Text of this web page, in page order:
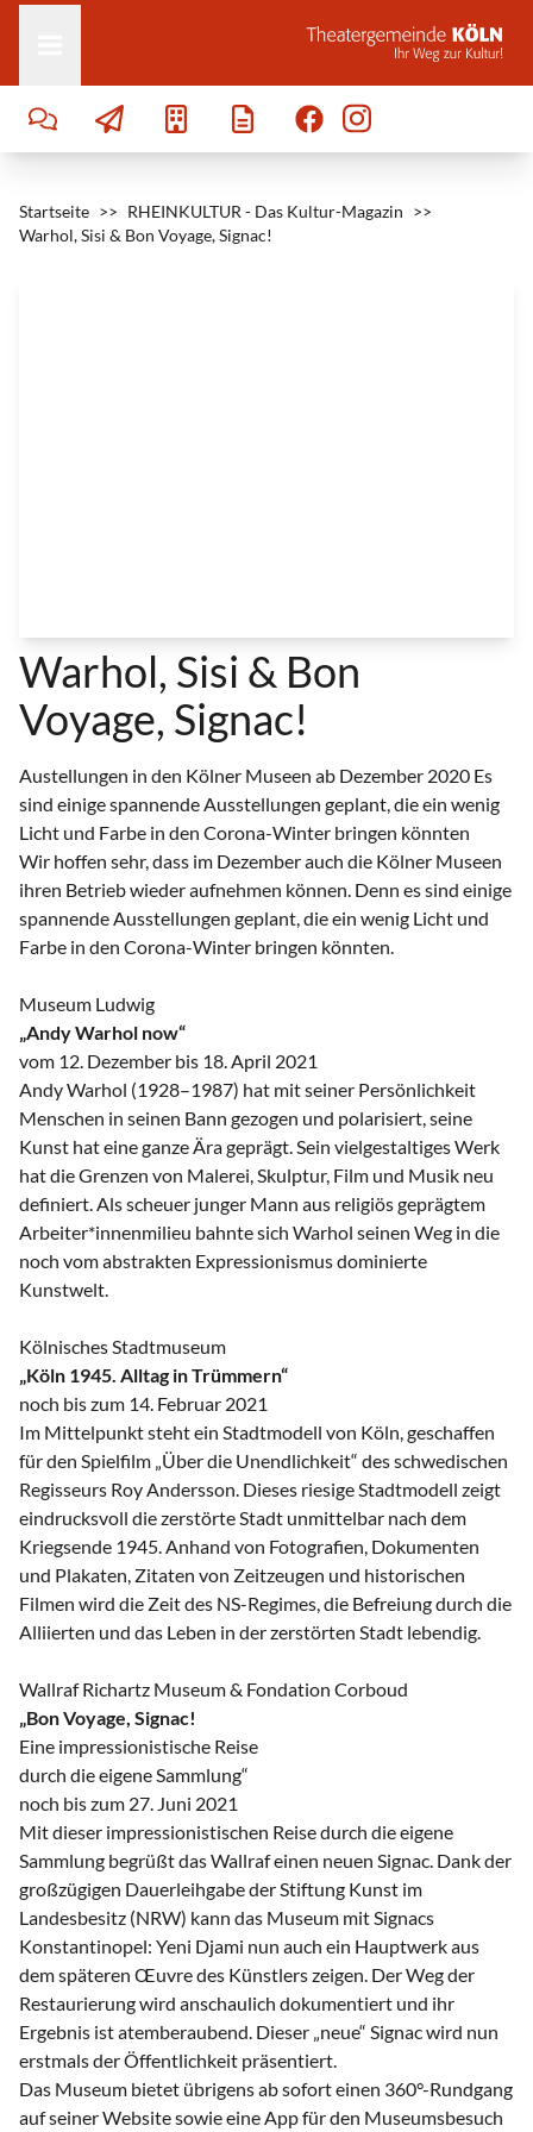
Zum Inhalt springen
Startseite >> RHEINKULTUR - Das Kultur-Magazin >>
Warhol, Sisi & Bon Voyage, Signac!
Warhol, Sisi & Bon
Voyage, Signac!
Austellungen in den Kölner Museen ab Dezember 2020 Es
sind einige spannende Ausstellungen geplant, die ein wenig
Licht und Farbe in den Corona-Winter bringen könnten
Wir hoffen sehr, dass im Dezember auch die Kölner Museen
ihren Betrieb wieder aufnehmen können. Denn es sind einige
spannende Ausstellungen geplant, die ein wenig Licht und
Farbe in den Corona-Winter bringen könnten.
Museum Ludwig
„Andy Warhol now“
vom 12. Dezember bis 18. April 2021
Andy Warhol (1928–1987) hat mit seiner Persönlichkeit
Menschen in seinen Bann gezogen und polarisiert, seine
Kunst hat eine ganze Ära geprägt. Sein vielgestaltiges Werk
hat die Grenzen von Malerei, Skulptur, Film und Musik neu
definiert. Als scheuer junger Mann aus religiös geprägtem
Arbeiter*innenmilieu bahnte sich Warhol seinen Weg in die
noch vom abstrakten Expressionismus dominierte
Kunstwelt.
Kölnisches Stadtmuseum
„Köln 1945. Alltag in Trümmern“
noch bis zum 14. Februar 2021
Im Mittelpunkt steht ein Stadtmodell von Köln, geschaffen
für den Spielfilm „Über die Unendlichkeit“ des schwedischen
Regisseurs Roy Andersson. Dieses riesige Stadtmodell zeigt
eindrucksvoll die zerstörte Stadt unmittelbar nach dem
Kriegsende 1945. Anhand von Fotografien, Dokumenten
und Plakaten, Zitaten von Zeitzeugen und historischen
Filmen wird die Zeit des NS-Regimes, die Befreiung durch die
Alliierten und das Leben in der zerstörten Stadt lebendig.
Wallraf Richartz Museum & Fondation Corboud
„Bon Voyage, Signac!
Eine impressionistische Reise
durch die eigene Sammlung“
noch bis zum 27. Juni 2021
Mit dieser impressionistischen Reise durch die eigene
Sammlung begrüßt das Wallraf einen neuen Signac. Dank der
großzügigen Dauerleihgabe der Stiftung Kunst im
Landesbesitz (NRW) kann das Museum mit Signacs
Konstantinopel: Yeni Djami nun auch ein Hauptwerk aus
dem späteren Œuvre des Künstlers zeigen. Der Weg der
Restaurierung wird anschaulich dokumentiert und ihr
Ergebnis ist atemberaubend. Dieser „neue“ Signac wird nun
erstmals der Öffentlichkeit präsentiert.
Das Museum bietet übrigens ab sofort einen 360°-Rundgang
auf seiner Website sowie eine App für den Museumsbesuch
p
©
a
i
g
n